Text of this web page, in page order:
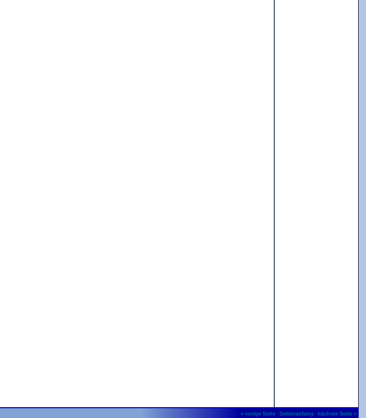
« vorige Seite Seitenanfang nächste Seite »